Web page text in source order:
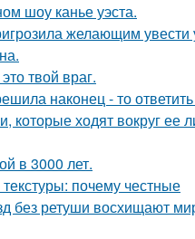
шоу канье уэста.
желающим увести
твой враг.
наконец - то
которые ходят вокруг ее
в 3000 лет.
почему честные
без ретуши восхищают